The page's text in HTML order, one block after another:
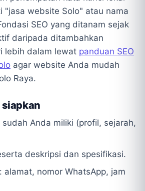
"jasa website Solo" atau nama
SEO yang ditanam sejak
daripada ditambahkan
lebih dalam lewat panduan SEO
agar website Anda mudah
Raya.
siapkan
Anda miliki (profil, sejarah,
deskripsi dan spesifikasi.
alamat, nomor WhatsApp, jam